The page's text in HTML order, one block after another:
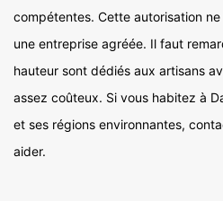
compétentes. Cette autorisation
une entreprise agréée. Il faut
hauteur sont dédiés aux artisans
assez coûteux. Si vous habitez à
et ses régions environnantes,
aider.